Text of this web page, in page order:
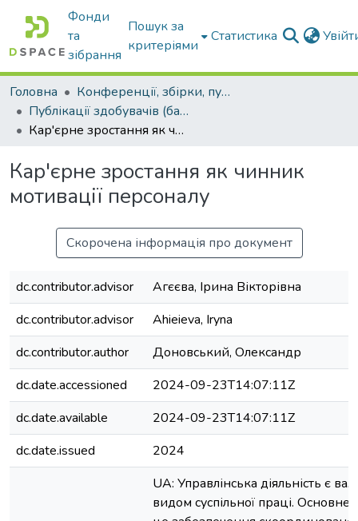
Фонди
та
зібрання
Пошук за
критеріями
Статистика
Головна
Конференції, збірки, публікації молодих вчених і здобувачів : магістрів, бакалаврів, аспірантів.
Публікації здобувачів (бакалаврів. магістрів, аспірантів)
Кар'єрне зростання як чинник мотивації персоналу
Кар'єрне зростання як чинник
мотивації персоналу
Скорочена інформація про документ
dc.contributor.advisor
Агєєва, Ірина Вікторівна
dc.contributor.advisor
Ahieieva, Iryna
dc.contributor.author
Доновський, Олександр
dc.date.accessioned
2024-09-23T14:07:11Z
dc.date.available
2024-09-23T14:07:11Z
dc.date.issued
2024
UA: Управлінська діяльність є
видом суспільної праці. Основне